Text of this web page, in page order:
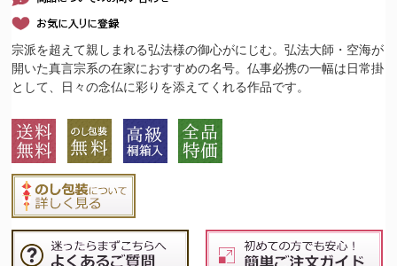
宗派を超えて親しまれる弘法様の御心がにじむ。弘法大師・空海が
開いた真言宗系の在家におすすめの名号。仏事必携の一幅は日常掛
として、日々の念仏に彩りを添えてくれる作品です。